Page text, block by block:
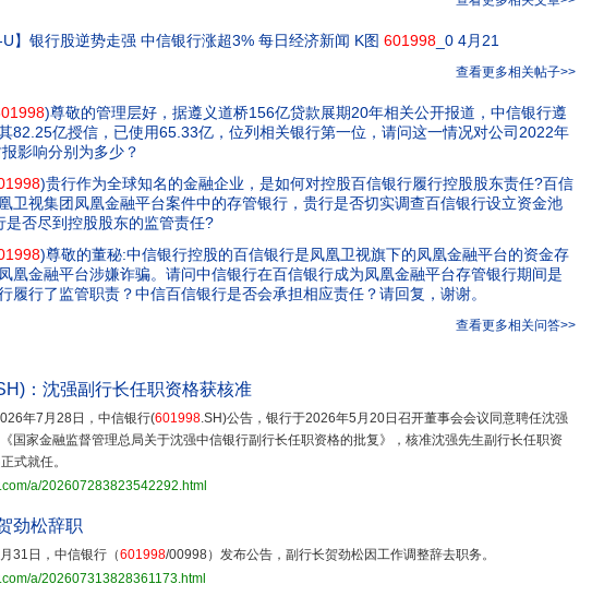
】 银行股逆势走强 中信银行涨超3% 每日经济新闻 K图 601998 _0 4月21
查看更多相关帖子>>
)尊敬的管理层好，据遵义道桥156亿贷款展期20年相关公开报道，中信银行遵
82.25亿授信，已使用65.33亿，位列相关银行第一位，请问这一情况对公司2022年
影响分别为多少？
)贵行作为全球知名的金融企业，是如何对控股百信银行履行控股股东责任?百信
卫视集团凤凰金融平台案件中的存管银行，贵行是否切实调查百信银行设立资金池
是否尽到控股股东的监管责任?
)尊敬的董秘:中信银行控股的百信银行是凤凰卫视旗下的凤凰金融平台的资金存
凰金融平台涉嫌诈骗。请问中信银行在百信银行成为凤凰金融平台存管银行期间是
履行了监管职责？中信百信银行是否会承担相应责任？请回复，谢谢。
查看更多相关问答>>
：沈强副行长任职资格获核准
年7月28日，中信银行(601998.SH)公告，银行于2026年5月20日召开董事会会议同意聘任沈强
国家金融监督管理总局关于沈强中信银行副行长任职资格的批复》，核准沈强先生副行长任职资
式就任。
a/202607283823542292.html
劲松辞职
31日，中信银行（601998/00998）发布公告，副行长贺劲松因工作调整辞去职务。
a/202607313828361173.html